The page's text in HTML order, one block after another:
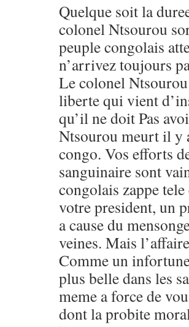
Quelque soit la
colonel Ntsourou
peuple congolais
n’arrivez toujours
Le colonel
liberte qui vient
qu’il ne doit Pas
Ntsourou meurt il y
congo. Vos efforts
sanguinaire sont
congolais zappe
votre president, un
a cause du
veines. Mais
Comme un
plus belle dans les
meme a force de
dont la probite